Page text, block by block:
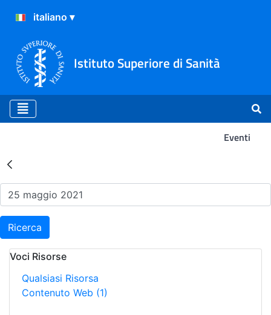
Istituto Superiore di Sanità
Eventi
Risultati della Ricerca -
Ricerca
Voci Risorse
Qualsiasi Risorsa
Contenuto Web (1)